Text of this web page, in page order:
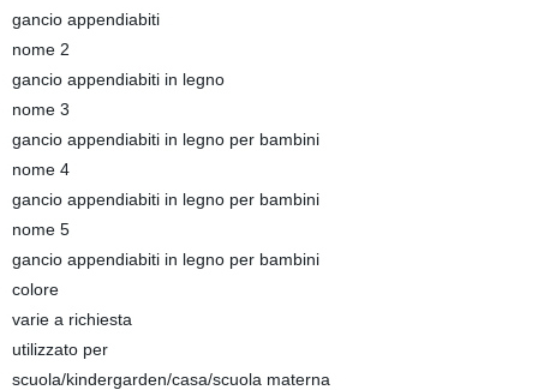
gancio appendiabiti
nome 2
gancio appendiabiti in legno
nome 3
gancio appendiabiti in legno per bambini
nome 4
gancio appendiabiti in legno per bambini
nome 5
gancio appendiabiti in legno per bambini
colore
varie a richiesta
utilizzato per
scuola/kindergarden/casa/scuola materna